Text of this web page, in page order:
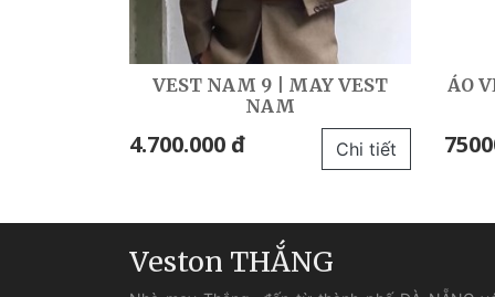
VEST NAM 9 | MAY VEST
NAM
4.700.000 đ Chi tiết
ÁO
Veston THẮNG